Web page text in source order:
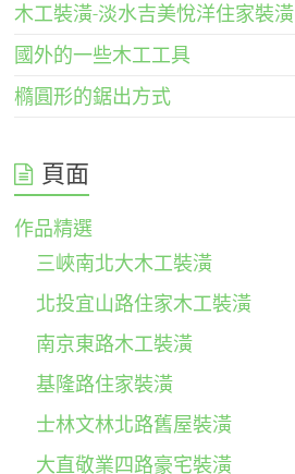
木工裝潢-淡水吉美悅洋住家裝潢
國外的一些木工工具
橢圓形的鋸出方式
頁面
作品精選
三峽南北大木工裝潢
北投宜山路住家木工裝潢
南京東路木工裝潢
基隆路住家裝潢
士林文林北路舊屋裝潢
大直敬業四路豪宅裝潢